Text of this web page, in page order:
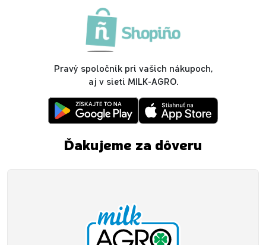
Pravý spoločník pri vašich nákupoch,
aj v sieti MILK-AGRO.
Ďakujeme za dôveru